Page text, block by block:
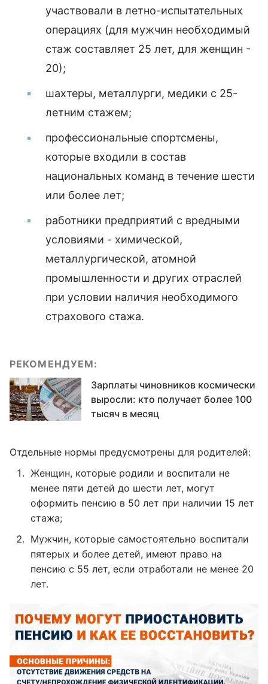
участвовали в летно-испытательных
операциях (для мужчин необходимый
стаж составляет 25 лет, для женщин -
20);
шахтеры, металлурги, медики с 25-
летним стажем;
профессиональные спортсмены,
которые входили в состав
национальных команд в течение шести
или более лет;
работники предприятий с вредными
условиями - химической,
металлургической, атомной
промышленности и других отраслей
при условии наличия необходимого
страхового стажа.
РЕКОМЕНДУЕМ:
Зарплаты чиновников космически
выросли: кто получает более 100
тысяч в месяц
Отдельные нормы предусмотрены для родителей:
Женщин, которые родили и воспитали не
менее пяти детей до шести лет, могут
оформить пенсию в 50 лет при наличии 15 лет
стажа;
Мужчин, которые самостоятельно воспитали
пятерых и более детей, имеют право на
пенсию с 55 лет, если отработали не менее 20
лет.